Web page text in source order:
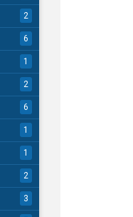
2
6
1
2
6
1
1
2
3